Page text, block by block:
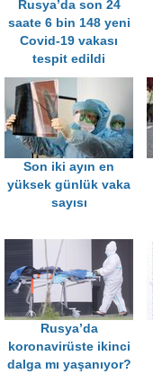
Rusya’da son 24
saate 6 bin 148 yeni
Covid-19 vakası
tespit edildi
Son iki ayın en
yüksek günlük vaka
sayısı
Rusya’da
koronavirüste ikinci
dalga mı yaşanıyor?